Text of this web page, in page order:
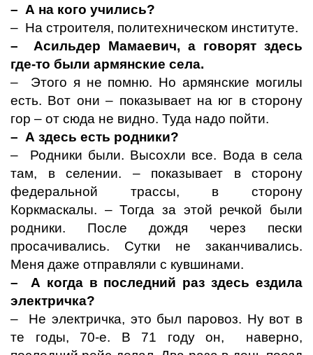
– А на кого учились?
– На строителя, политехническом институте.
– Асильдер Мамаевич, а говорят здесь
где-то были армянские села.
– Этого я не помню. Но армянские могилы
есть. Вот они – показывает на юг в сторону
гор – от сюда не видно. Туда надо пойти.
– А здесь есть родники?
– Родники были. Высохли все. Вода в села
там, в селении. – показывает в сторону
федеральной трассы, в сторону
Коркмаскалы. – Тогда за этой речкой были
родники. После дождя через пески
просачивались. Сутки не заканчивались.
Меня даже отправляли с кувшинами.
– А когда в последний раз здесь ездила
электричка?
– Не электричка, это был паровоз. Ну вот в
те годы, 70-е. В 71 году он, наверно,